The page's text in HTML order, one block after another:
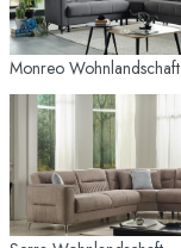
Monreo Wohnlandschaft